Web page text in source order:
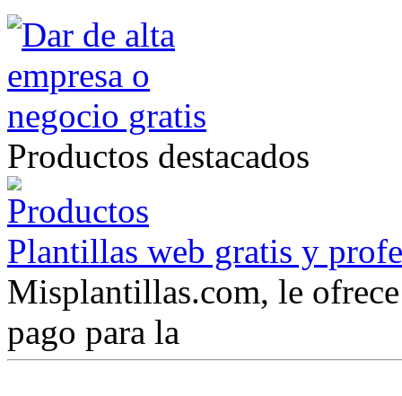
Productos destacados
Plantillas web gratis y
Misplantillas.com, le
pago para la